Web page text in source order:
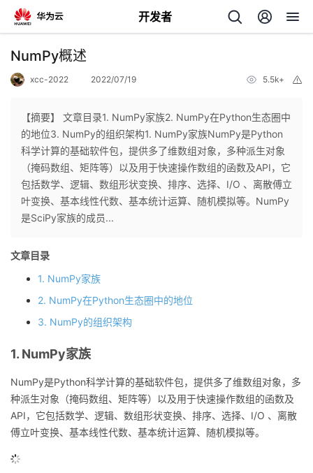
开发者
返
个
人
我
发
的
博
我
的
我
开
学
堂
的
我
持
我
NumPy概述
xcc-2022 2022/07/19 5.5k+
【摘要】 文章目录1. NumPy家族2. NumPy在Python生态圈中
的地位3. NumPy的组织架构1. NumPy家族NumPy是Python
科学计算的基础软件包，提供多了维数组对象，多种派生对象
（掩码数组、矩阵等）以及用于快速操作数组的函数及API，它
包括数学、逻辑、数组形状变换、排序、选择、I/O 、离散傅立
叶变换、基本线性代数、基本统计运算、随机模拟等。NumPy
是SciPy家族的成员...
文章目录
1. NumPy家族
2. NumPy在Python生态圈中的地位
3. NumPy的组织架构
1. NumPy家族
NumPy是Python科学计算的基础软件包，提供多了维数组对象，多
种派生对象（掩码数组、矩阵等）以及用于快速操作数组的函数及
API，它包括数学、逻辑、数组形状变换、排序、选择、I/O 、离散
傅立叶变换、基本线性代数、基本统计运算、随机模拟等。